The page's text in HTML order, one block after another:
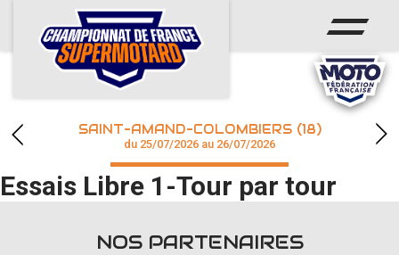
ACCUEIL
ACTUS
CALENDRIER
CHAMPIONNAT
RÉSULTATS
SAINT-AMAND-COLOMBIERS (18)
du 25/07/2026 au 26/07/2026
Essais Libre 1-Tour par tour
NOS PARTENAIRES